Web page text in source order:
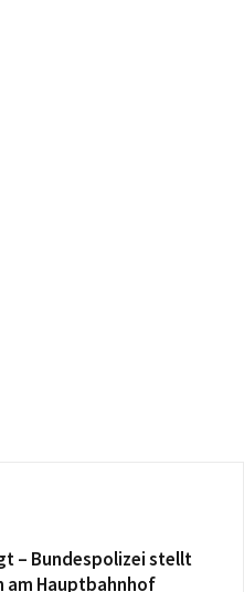
– Bundespolizei stellt
am Hauptbahnhof